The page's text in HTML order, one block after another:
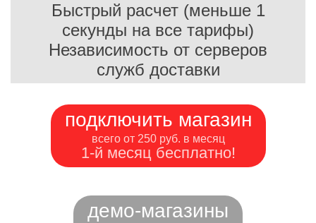
Быстрый расчет (меньше 1
секунды на все тарифы)
Независимость от серверов
служб доставки
подключить магазин
всего от 250 руб. в месяц
1-й месяц бесплатно!
демо-магазины